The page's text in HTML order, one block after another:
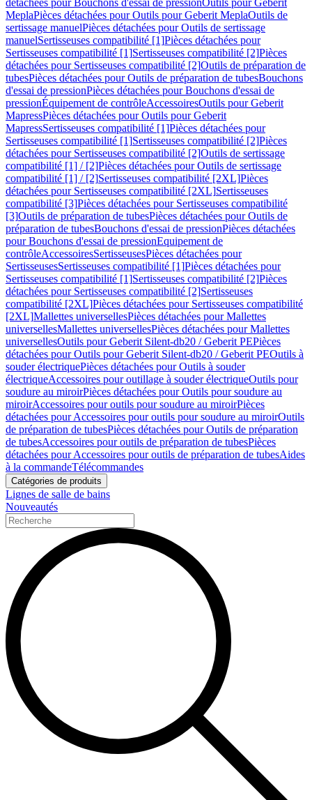
détachées pour Bouchons d'essai de pressionOutils pour Geberit
MeplaPièces détachées pour Outils pour Geberit MeplaOutils de
sertissage manuelPièces détachées pour Outils de sertissage
manuelSertisseuses compatibilité [1]Pièces détachées pour
Sertisseuses compatibilité [1]Sertisseuses compatibilité [2]Pièces
détachées pour Sertisseuses compatibilité [2]Outils de préparation de
tubesPièces détachées pour Outils de préparation de tubesBouchons
d'essai de pressionPièces détachées pour Bouchons d'essai de
pressionÉquipement de contrôleAccessoiresOutils pour Geberit
MapressPièces détachées pour Outils pour Geberit
MapressSertisseuses compatibilité [1]Pièces détachées pour
Sertisseuses compatibilité [1]Sertisseuses compatibilité [2]Pièces
détachées pour Sertisseuses compatibilité [2]Outils de sertissage
compatibilité [1] / [2]Pièces détachées pour Outils de sertissage
compatibilité [1] / [2]Sertisseuses compatibilité [2XL]Pièces
détachées pour Sertisseuses compatibilité [2XL]Sertisseuses
compatibilité [3]Pièces détachées pour Sertisseuses compatibilité
[3]Outils de préparation de tubesPièces détachées pour Outils de
préparation de tubesBouchons d'essai de pressionPièces détachées
pour Bouchons d'essai de pressionEquipement de
contrôleAccessoiresSertisseusesPièces détachées pour
SertisseusesSertisseuses compatibilité [1]Pièces détachées pour
Sertisseuses compatibilité [1]Sertisseuses compatibilité [2]Pièces
détachées pour Sertisseuses compatibilité [2]Sertisseuses
compatibilité [2XL]Pièces détachées pour Sertisseuses compatibilité
[2XL]Mallettes universellesPièces détachées pour Mallettes
universellesMallettes universellesPièces détachées pour Mallettes
universellesOutils pour Geberit Silent-db20 / Geberit PEPièces
détachées pour Outils pour Geberit Silent-db20 / Geberit PEOutils à
souder électriquePièces détachées pour Outils à souder
électriqueAccessoires pour outillage à souder électriqueOutils pour
soudure au miroirPièces détachées pour Outils pour soudure au
miroirAccessoires pour outils pour soudure au miroirPièces
détachées pour Accessoires pour outils pour soudure au miroirOutils
de préparation de tubesPièces détachées pour Outils de préparation
de tubesAccessoires pour outils de préparation de tubesPièces
détachées pour Accessoires pour outils de préparation de tubesAides
à la commandeTélécommandes
Catégories de produits
Lignes de salle de bains
Nouveautés